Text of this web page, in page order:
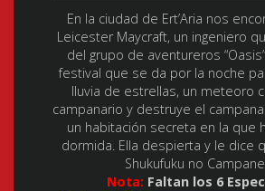
En la ciudad de Ert’Aria nos
Leicester Maycraft, un ingeniero
del grupo de aventureros
festival que se da por la noche
lluvia de estrellas, un meteoro
campanario y destruye el
un habitación secreta en la que
dormida. Ella despierta y le dice
Shukufuku no
Nota: Faltan los 6